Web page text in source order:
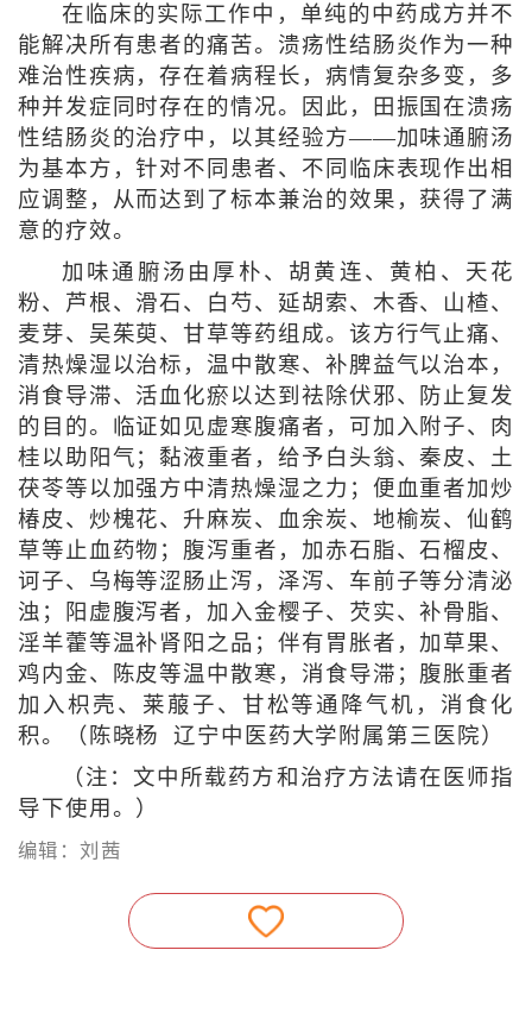
在临床的实际工作中，单纯的中药成方并不
能解决所有患者的痛苦。溃疡性结肠炎作为一种
难治性疾病，存在着病程长，病情复杂多变，多
种并发症同时存在的情况。因此，田振国在溃疡
性结肠炎的治疗中，以其经验方——加味通腑汤
为基本方，针对不同患者、不同临床表现作出相
应调整，从而达到了标本兼治的效果，获得了满
意的疗效。
加味通腑汤由厚朴、胡黄连、黄柏、天花
粉、芦根、滑石、白芍、延胡索、木香、山楂、
麦芽、吴茱萸、甘草等药组成。该方行气止痛、
清热燥湿以治标，温中散寒、补脾益气以治本，
消食导滞、活血化瘀以达到祛除伏邪、防止复发
的目的。临证如见虚寒腹痛者，可加入附子、肉
桂以助阳气；黏液重者，给予白头翁、秦皮、土
茯苓等以加强方中清热燥湿之力；便血重者加炒
椿皮、炒槐花、升麻炭、血余炭、地榆炭、仙鹤
草等止血药物；腹泻重者，加赤石脂、石榴皮、
诃子、乌梅等涩肠止泻，泽泻、车前子等分清泌
浊；阳虚腹泻者，加入金樱子、芡实、补骨脂、
淫羊藿等温补肾阳之品；伴有胃胀者，加草果、
鸡内金、陈皮等温中散寒，消食导滞；腹胀重者
加入枳壳、莱菔子、甘松等通降气机，消食化
积。（陈晓杨 辽宁中医药大学附属第三医院）
（注：文中所载药方和治疗方法请在医师指
导下使用。）
编辑：刘茜